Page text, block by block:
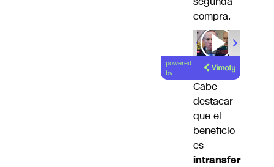
compra.
powered
by
Cabe
destacar
que el
beneficio
es
intransfer